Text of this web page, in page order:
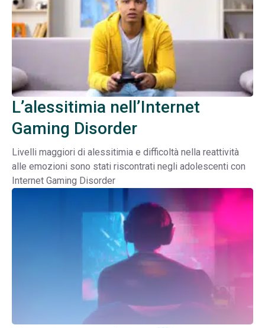
L’alessitimia nell’Internet
Gaming Disorder
Livelli maggiori di alessitimia e difficoltà nella reattività
alle emozioni sono stati riscontrati negli adolescenti con
Internet Gaming Disorder